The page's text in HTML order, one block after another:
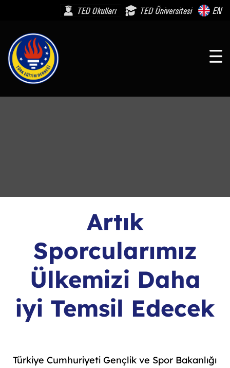
Artık
Sporcularımız
Ülkemizi Daha
iyi Temsil Edecek
Türkiye Cumhuriyeti Gençlik ve Spor Bakanlığı